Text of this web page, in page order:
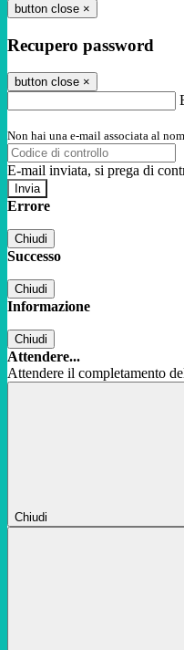
button close ×
Recupero password
button close ×
Non hai una e-mail associata al
E-mail inviata, si prega di
Errore
Chiudi
Successo
Chiudi
Informazione
Chiudi
Attendere...
Attendere il completamento
Chiudi